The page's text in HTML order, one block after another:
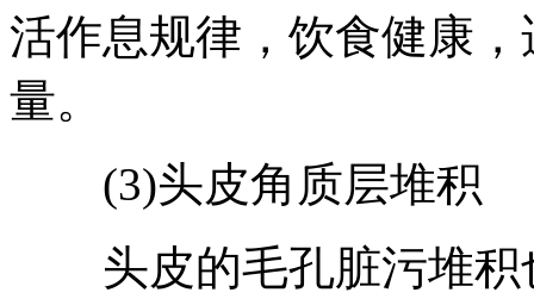
活作息规律，饮食健康
量。
(3)头皮角质层堆积
头皮的毛孔脏污堆积